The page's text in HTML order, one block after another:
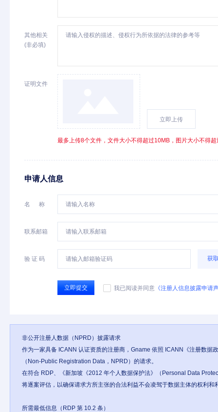
其他相关
(非必填)
证明文件
立即上传
最多上传8个文件，文件大小不得超过10MB，图片大小不得
申请人信息
名      称
联系邮箱
验 证 码 获
立即提交 我已阅读并同意 《注册人信息披露申请
非公开注册人数据（NPRD）披露请求
作为一家具备 ICANN 认证资质的注册商，Gname 依照 ICANN《注册数
（Non-Public Registration Data，NPRD）的请求。
在符合 RDP、《新加坡《2012 年个人数据保护法》（Personal Data
将逐案评估，以确保请求方所主张的合法利益不会凌驾于数据主体的权利和
所需最低信息（RDP 第 10.2 条）